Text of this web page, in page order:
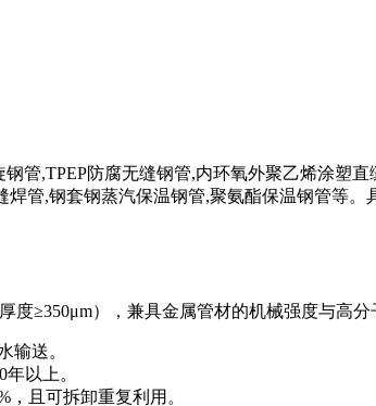
管,TPEP防腐无缝钢管,内环氧外聚乙烯涂塑
管,钢套钢蒸汽保温钢管,聚氨酯保温钢管等
≥350μm），兼具金属管材的机械强度与高
输送。
以上。
且可拆卸重复利用。